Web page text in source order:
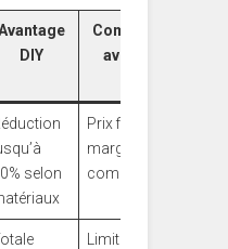
DIY
Comparaison
avec achat
selon
Prix fixes avec
marges
commerciales
Limitées,